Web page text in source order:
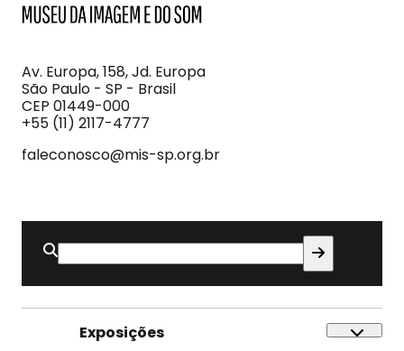
Imagem
e
do
Som
Av. Europa, 158, Jd. Europa
São Paulo - SP - Brasil
CEP 01449-000
+55 (11) 2117-4777
faleconosco@mis-sp.org.br
Buscar
por:
Exposições